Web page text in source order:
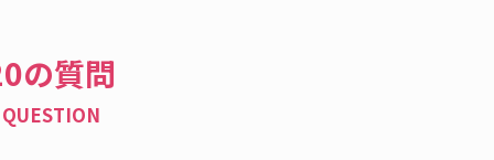
の質問
QUESTION